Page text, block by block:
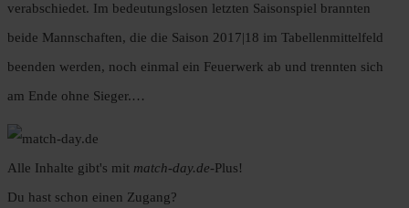
verabschiedet. Im bedeutungslosen letzten Saisonspiel brannten
beide Mannschaften, die die Saison 2017|18 im Tabellenmittelfeld
beenden werden, noch einmal ein Feuerwerk ab und trennten sich
am Ende ohne Sieger.…
Alle Inhalte gibt's mit match-day.de-Plus!
Du hast schon einen Zugang?